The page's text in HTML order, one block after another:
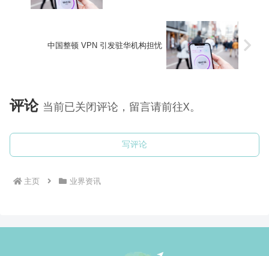
中国整顿 VPN 引发驻华机构担忧
评论 当前已关闭评论，留言请前往X。
写评论
主页 业界资讯